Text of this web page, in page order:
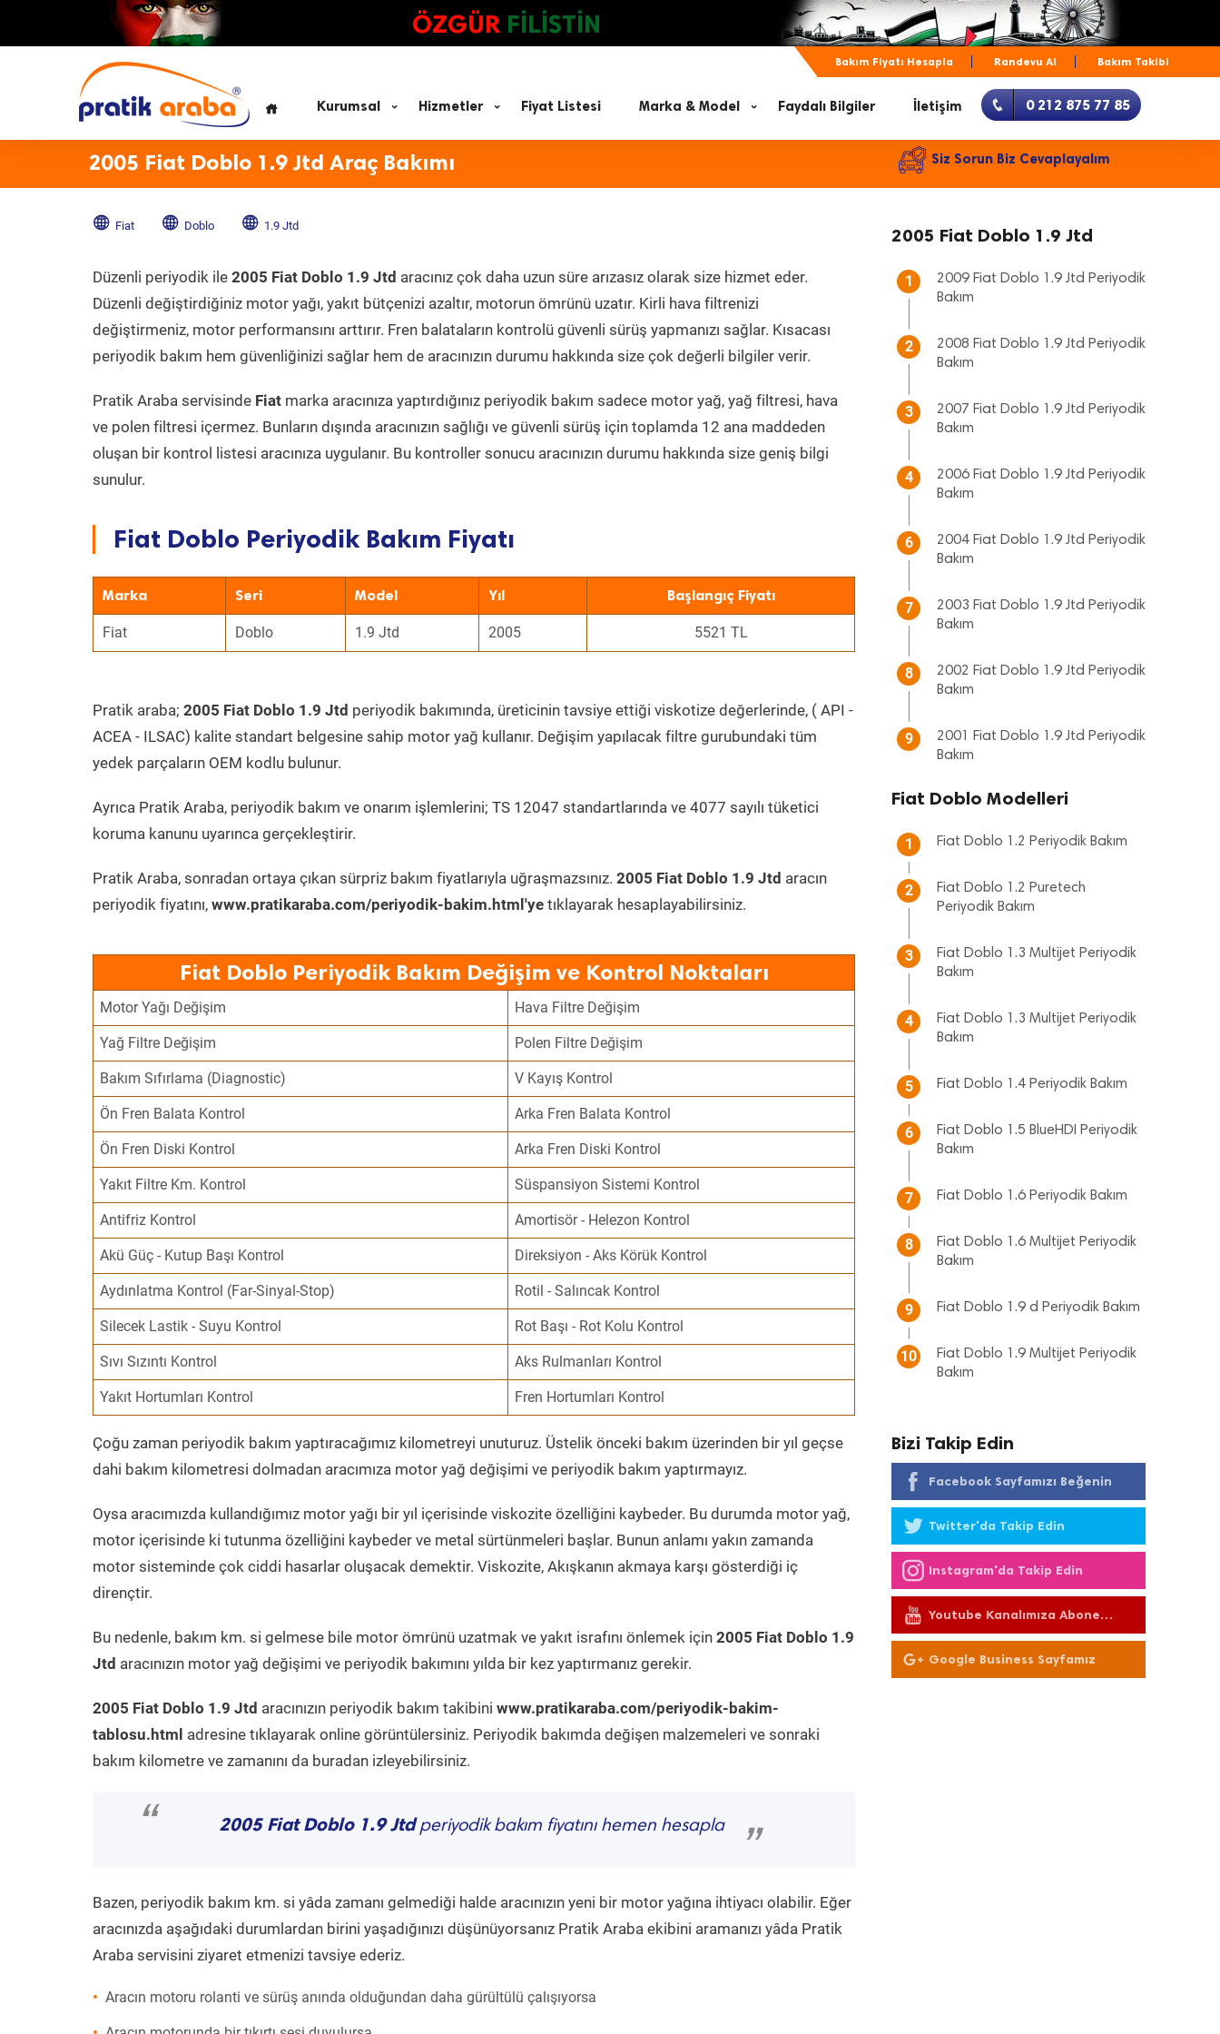
ÖZGÜR FİLİSTİN
Bakım Fiyatı Hesapla Randevu Al Bakım Takibi
Kurumsal Hizmetler Fiyat Listesi Marka & Model Faydalı Bilgiler İletişim 0 212 875 77 85
2005 Fiat Doblo 1.9 Jtd Araç Bakımı Siz Sorun Biz Cevaplayalım
Fiat Doblo 1.9 Jtd
Düzenli periyodik ile 2005 Fiat Doblo 1.9 Jtd aracınız çok daha uzun süre arızasız olarak size hizmet eder.
Düzenli değiştirdiğiniz motor yağı, yakıt bütçenizi azaltır, motorun ömrünü uzatır. Kirli hava filtrenizi
değiştirmeniz, motor performansını arttırır. Fren balataların kontrolü güvenli sürüş yapmanızı sağlar. Kısacası
periyodik bakım hem güvenliğinizi sağlar hem de aracınızın durumu hakkında size çok değerli bilgiler verir.
Pratik Araba servisinde Fiat marka aracınıza yaptırdığınız periyodik bakım sadece motor yağ, yağ filtresi, hava
ve polen filtresi içermez. Bunların dışında aracınızın sağlığı ve güvenli sürüş için toplamda 12 ana maddeden
oluşan bir kontrol listesi aracınıza uygulanır. Bu kontroller sonucu aracınızın durumu hakkında size geniş bilgi
sunulur.
Fiat Doblo Periyodik Bakım Fiyatı
Marka Seri Model Yıl Başlangıç Fiyatı
Fiat Doblo 1.9 Jtd 2005 5521 TL
Pratik araba; 2005 Fiat Doblo 1.9 Jtd periyodik bakımında, üreticinin tavsiye ettiği viskotize değerlerinde, ( API -
ACEA - ILSAC) kalite standart belgesine sahip motor yağ kullanır. Değişim yapılacak filtre gurubundaki tüm
yedek parçaların OEM kodlu bulunur.
Ayrıca Pratik Araba, periyodik bakım ve onarım işlemlerini; TS 12047 standartlarında ve 4077 sayılı tüketici
koruma kanunu uyarınca gerçekleştirir.
Pratik Araba, sonradan ortaya çıkan sürpriz bakım fiyatlarıyla uğraşmazsınız. 2005 Fiat Doblo 1.9 Jtd aracın
periyodik fiyatını, www.pratikaraba.com/periyodik-bakim.html'ye tıklayarak hesaplayabilirsiniz.
Fiat Doblo Periyodik Bakım Değişim ve Kontrol Noktaları
Motor Yağı Değişim Hava Filtre Değişim
Yağ Filtre Değişim Polen Filtre Değişim
Bakım Sıfırlama (Diagnostic) V Kayış Kontrol
Ön Fren Balata Kontrol Arka Fren Balata Kontrol
Ön Fren Diski Kontrol Arka Fren Diski Kontrol
Yakıt Filtre Km. Kontrol Süspansiyon Sistemi Kontrol
Antifriz Kontrol Amortisör - Helezon Kontrol
Akü Güç - Kutup Başı Kontrol Direksiyon - Aks Körük Kontrol
Aydınlatma Kontrol (Far-Sinyal-Stop) Rotil - Salıncak Kontrol
Silecek Lastik - Suyu Kontrol Rot Başı - Rot Kolu Kontrol
Sıvı Sızıntı Kontrol Aks Rulmanları Kontrol
Yakıt Hortumları Kontrol Fren Hortumları Kontrol
Çoğu zaman periyodik bakım yaptıracağımız kilometreyi unuturuz. Üstelik önceki bakım üzerinden bir yıl geçse
dahi bakım kilometresi dolmadan aracımıza motor yağ değişimi ve periyodik bakım yaptırmayız.
Oysa aracımızda kullandığımız motor yağı bir yıl içerisinde viskozite özelliğini kaybeder. Bu durumda motor yağ,
motor içerisinde ki tutunma özelliğini kaybeder ve metal sürtünmeleri başlar. Bunun anlamı yakın zamanda
motor sisteminde çok ciddi hasarlar oluşacak demektir. Viskozite, Akışkanın akmaya karşı gösterdiği iç
dirençtir.
Bu nedenle, bakım km. si gelmese bile motor ömrünü uzatmak ve yakıt israfını önlemek için 2005 Fiat Doblo 1.9
Jtd aracınızın motor yağ değişimi ve periyodik bakımını yılda bir kez yaptırmanız gerekir.
2005 Fiat Doblo 1.9 Jtd aracınızın periyodik bakım takibini www.pratikaraba.com/periyodik-bakim-
tablosu.html adresine tıklayarak online görüntülersiniz. Periyodik bakımda değişen malzemeleri ve sonraki
bakım kilometre ve zamanını da buradan izleyebilirsiniz.
“ 2005 Fiat Doblo 1.9 Jtdperiyodik bakım fiyatını hemen hesapla
”
Bazen, periyodik bakım km. si yâda zamanı gelmediği halde aracınızın yeni bir motor yağına ihtiyacı olabilir. Eğer
aracınızda aşağıdaki durumlardan birini yaşadığınızı düşünüyorsanız Pratik Araba ekibini aramanızı yâda Pratik
Araba servisini ziyaret etmenizi tavsiye ederiz.
Aracın motoru rolanti ve sürüş anında olduğundan daha gürültülü çalışıyorsa
2005 Fiat Doblo 1.9 Jtd
1
2009 Fiat Doblo 1.9 Jtd Periyodik
Bakım
2
2008 Fiat Doblo 1.9 Jtd Periyodik
Bakım
3
2007 Fiat Doblo 1.9 Jtd Periyodik
Bakım
4
2006 Fiat Doblo 1.9 Jtd Periyodik
Bakım
6
2004 Fiat Doblo 1.9 Jtd Periyodik
Bakım
7
2003 Fiat Doblo 1.9 Jtd Periyodik
Bakım
8
2002 Fiat Doblo 1.9 Jtd Periyodik
Bakım
9
2001 Fiat Doblo 1.9 Jtd Periyodik
Bakım
Fiat Doblo Modelleri
1 Fiat Doblo 1.2 Periyodik Bakım
2
Fiat Doblo 1.2 Puretech
Periyodik Bakım
3
Fiat Doblo 1.3 Multijet Periyodik
Bakım
4
Fiat Doblo 1.3 Multijet Periyodik
Bakım
5 Fiat Doblo 1.4 Periyodik Bakım
6
Fiat Doblo 1.5 BlueHDI Periyodik
Bakım
7 Fiat Doblo 1.6 Periyodik Bakım
8
Fiat Doblo 1.6 Multijet Periyodik
Bakım
9 Fiat Doblo 1.9 d Periyodik Bakım
10
Fiat Doblo 1.9 Multijet Periyodik
Bakım
Bizi Takip Edin
Facebook Sayfamızı Beğenin
Twitter'da Takip Edin
Instagram'da Takip Edin
Youtube Kanalımıza Abone
Olun
Google Business Sayfamız